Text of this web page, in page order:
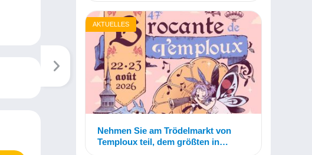
AKTUELLES
Nehmen Sie am Trödelmarkt von
Temploux teil, dem größten in